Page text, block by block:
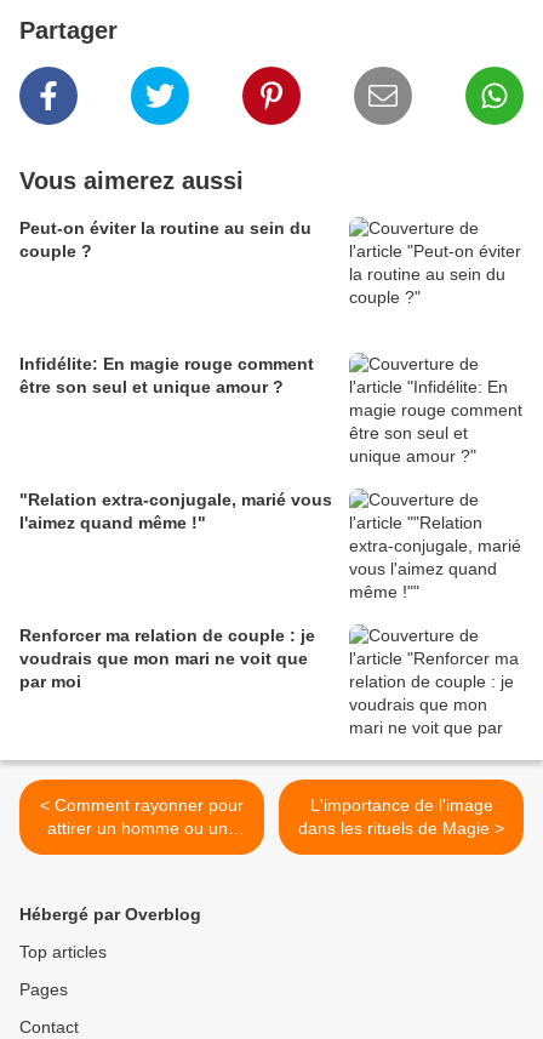
Partager
Vous aimerez aussi
Peut-on éviter la routine au sein du
couple ?
Infidélite: En magie rouge comment
être son seul et unique amour ?
"Relation extra-conjugale, marié vous
l'aimez quand même !"
Renforcer ma relation de couple : je
voudrais que mon mari ne voit que
par moi
< Comment rayonner pour
attirer un homme ou une
femme?
L'importance de l'image
dans les rituels de Magie >
Hébergé par Overblog
Top articles
Pages
Contact